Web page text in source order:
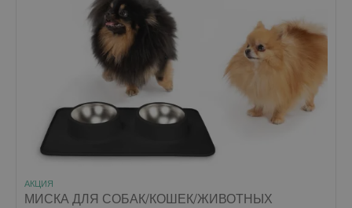
АКЦИЯ
МИСКА ДЛЯ СОБАК/КОШЕК/ЖИВОТНЫХ